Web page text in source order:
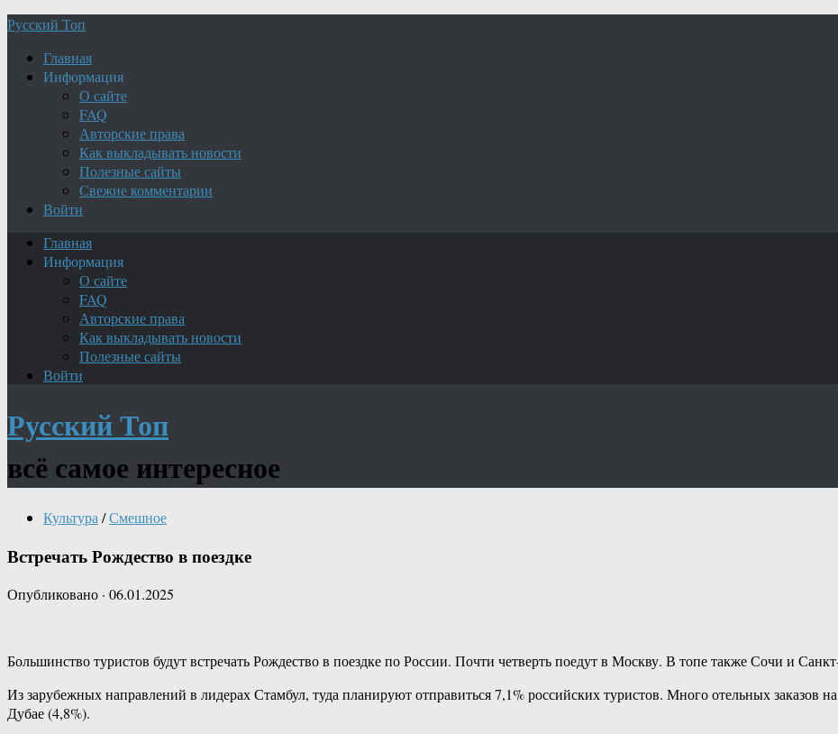
Русский Топ
Главная
Информация
О сайте
FAQ
Авторские права
Как выкладывать новости
Полезные сайты
Свежие комментарии
Войти
Главная
Информация
О сайте
FAQ
Авторские права
Как выкладывать новости
Полезные сайты
Войти
Русский Топ
всё самое интересное
Культура /Смешное
Встречать Рождество в поездке
Опубликовано · 06.01.2025
Большинство туристов будут встречать Рождество в поездке по России. Почти четверть поедут в Москву. В топе также Сочи и
Из зарубежных направлений в лидерах Стамбул, туда планируют отправиться 7,1% российских туристов. Много отельных заказов
Дубае (4,8%).